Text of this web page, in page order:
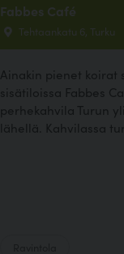
Fabbes Café
Tehtaankatu 6, Turku
Ainakin pienet koirat
sisätiloissa Fabbes
perhekahvila Turun
lähellä. Kahvilassa